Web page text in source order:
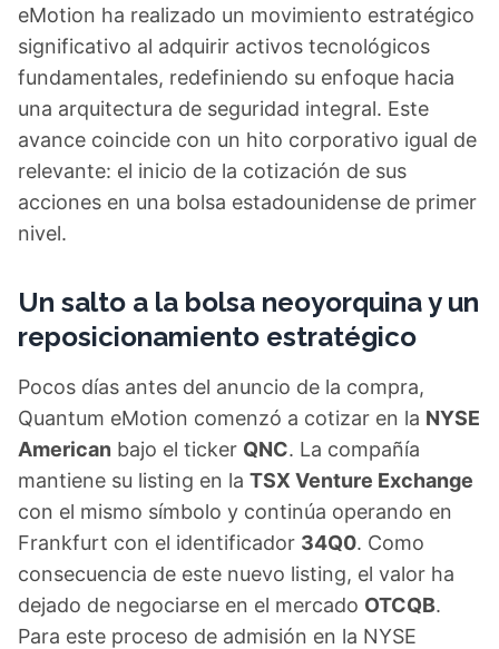
eMotion ha realizado un movimiento estratégico
significativo al adquirir activos tecnológicos
fundamentales, redefiniendo su enfoque hacia
una arquitectura de seguridad integral. Este
avance coincide con un hito corporativo igual de
relevante: el inicio de la cotización de sus
acciones en una bolsa estadounidense de primer
nivel.
Un salto a la bolsa neoyorquina y un
reposicionamiento estratégico
Pocos días antes del anuncio de la compra,
Quantum eMotion comenzó a cotizar en la NYSE
American bajo el ticker QNC. La compañía
mantiene su listing en la TSX Venture Exchange
con el mismo símbolo y continúa operando en
Frankfurt con el identificador 34Q0. Como
consecuencia de este nuevo listing, el valor ha
dejado de negociarse en el mercado OTCQB.
Para este proceso de admisión en la NYSE